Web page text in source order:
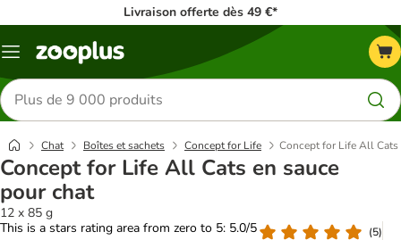
Livraison offerte dès 49 €*
Menu
Rechercher
des
produits
Chat Boîtes et sachets Concept for Life Concept for Life All Cats
Concept for Life All Cats en sauce
pour chat
12 x 85 g
This is a stars rating area from zero to 5: 5.0/5
(5)